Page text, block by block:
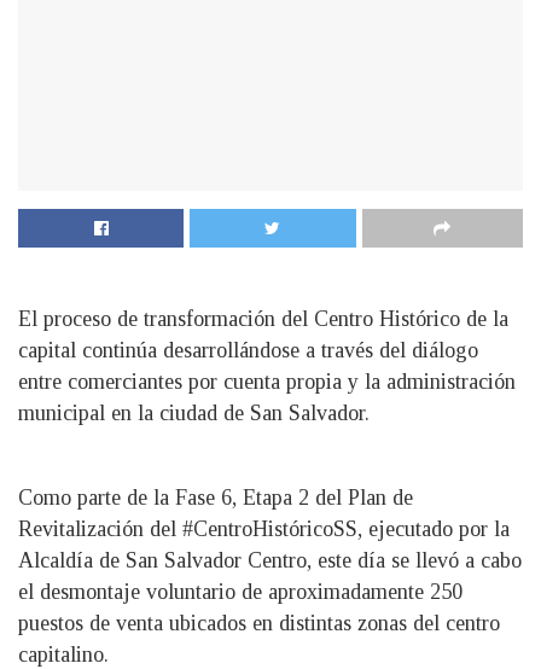
El proceso de transformación del Centro Histórico de la
capital continúa desarrollándose a través del diálogo
entre comerciantes por cuenta propia y la administración
municipal en la ciudad de San Salvador.
Como parte de la Fase 6, Etapa 2 del Plan de
Revitalización del #CentroHistóricoSS, ejecutado por la
Alcaldía de San Salvador Centro, este día se llevó a cabo
el desmontaje voluntario de aproximadamente 250
puestos de venta ubicados en distintas zonas del centro
capitalino.